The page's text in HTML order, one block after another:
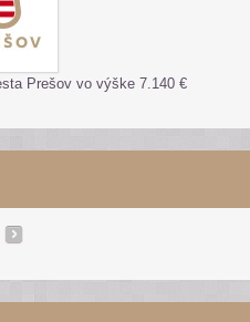
Prešov vo výške 7.140 €